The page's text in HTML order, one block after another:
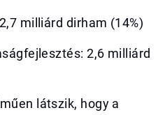
milliárd dirham (14%)
2,6 milliárd
látszik, hogy a